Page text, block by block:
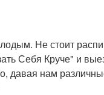
Не стоит
Себя Круче" и
давая нам